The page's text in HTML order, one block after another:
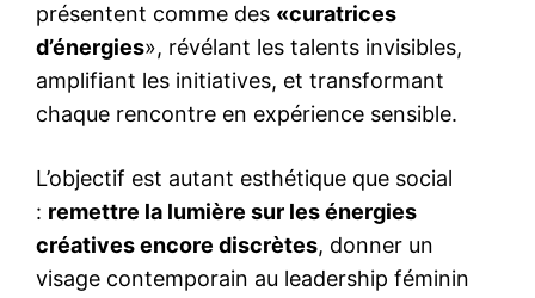
présentent comme des «curatrices
d’énergies», révélant les talents invisibles,
amplifiant les initiatives, et transformant
chaque rencontre en expérience sensible.
L’objectif est autant esthétique que social
: remettre la lumière sur les énergies
créatives encore discrètes, donner un
visage contemporain au leadership féminin